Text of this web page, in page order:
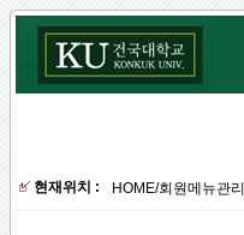
현재위치 : HOME/회원메뉴관리